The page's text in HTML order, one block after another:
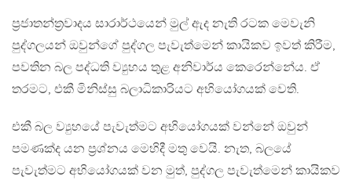
ප්‍රජාතන්ත්‍රවාදය සාරාර්ථයෙන් මුල් ඇද නැති රටක මෙවැනි
පුද්ගලයන් ඔවුන්ගේ පුද්ගල පැවැත්මෙන් කායිකව ඉවත් කිරීම,
පවතින බල පද්ධති ව්‍යුහය තුළ අනිවාර්ය කෙරෙන්නේය. ඒ
තරමට, එකී මිනිස්සු බලාධිකාරියට අභියෝගයක් වෙති.
එකී බල ව්‍යුහයේ පැවැත්මට අභියෝගයක් වන්නේ ඔවුන්
පමණක්ද යන ප්‍රශ්නය මෙහිදී මතු වෙයි. නැත, බලයේ
පැවැත්මට අභියෝගයක් වන මුත්, පුද්ගල පැවැත්මෙන් කායිකව